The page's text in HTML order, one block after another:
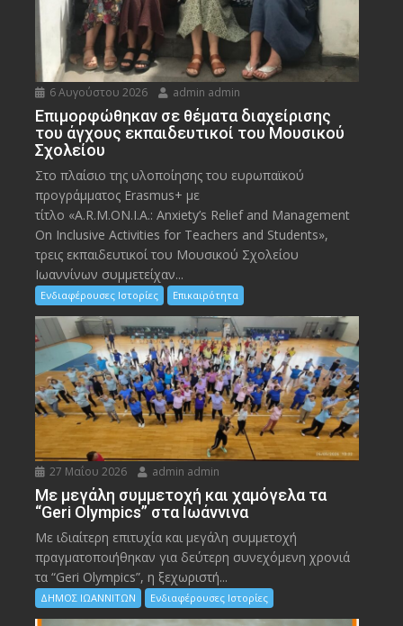
6 Αυγούστου 2026 admin admin
Eπιμορφώθηκαν σε θέματα διαχείρισης
του άγχους εκπαιδευτικοί του Μουσικού
Σχολείου
Στο πλαίσιο της υλοποίησης του ευρωπαϊκού
προγράμματος Erasmus+ με
τίτλο «A.R.M.ON.I.A.: Anxiety’s Relief and Management
On Inclusive Activities for Teachers and Students»,
τρεις εκπαιδευτικοί του Μουσικού Σχολείου
Ιωαννίνων συμμετείχαν...
Ενδιαφέρουσες Ιστορίες Επικαιρότητα
27 Μαΐου 2026 admin admin
Με μεγάλη συμμετοχή και χαμόγελα τα
“Geri Olympics” στα Ιωάννινα
Με ιδιαίτερη επιτυχία και μεγάλη συμμετοχή
πραγματοποιήθηκαν για δεύτερη συνεχόμενη χρονιά
τα “Geri Olympics”, η ξεχωριστή...
ΔΗΜΟΣ ΙΩΑΝΝΙΤΩΝ Ενδιαφέρουσες Ιστορίες